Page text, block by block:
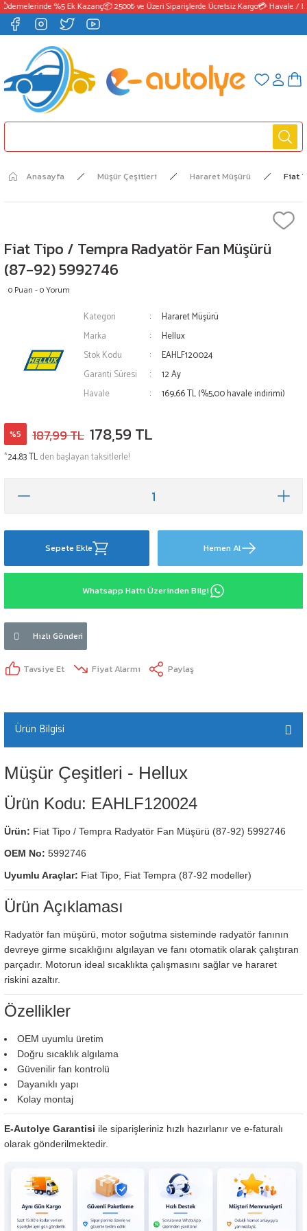
%5 Ek Kazanç📦 2500₺ ve Üzeri Siparişlerde Ücretsiz Kargo💳 Havale /
Anasayfa Müşür Çeşitleri Hararet Müşürü Fiat
Fiat Tipo / Tempra Radyatör Fan Müşürü
(87-92) 5992746
0 Puan - 0 Yorum
Kategori
Hararet Müşürü
Marka
Hellux
Stok Kodu
EAHLF120024
Garanti Süresi
12 Ay
Havale
169,66 TL (%5,00 havale indirimi)
%5 187,99 TL 178,59 TL
*24,83 TLden başlayan taksitlerle!
Sepete Ekle Hemen Al
Whatsapp Hattı Üzerinden Bilgi
Hızlı Gönderi
Tavsiye Et Fiyat Alarmı Paylaş
Ürün Bilgisi
Müşür Çeşitleri - Hellux
Ürün Kodu: EAHLF120024
Ürün: Fiat Tipo / Tempra Radyatör Fan Müşürü (87-92) 5992746
OEM No: 5992746
Uyumlu Araçlar: Fiat Tipo, Fiat Tempra (87-92 modeller)
Ürün Açıklaması
Radyatör fan müşürü, motor soğutma sisteminde radyatör fanının
devreye girme sıcaklığını algılayan ve fanı otomatik olarak çalıştıran
parçadır. Motorun ideal sıcaklıkta çalışmasını sağlar ve hararet
riskini azaltır.
Özellikler
OEM uyumlu üretim
Doğru sıcaklık algılama
Güvenilir fan kontrolü
Dayanıklı yapı
Kolay montaj
E-Autolye Garantisi ile siparişleriniz hızlı hazırlanır ve e-faturalı
olarak gönderilmektedir.